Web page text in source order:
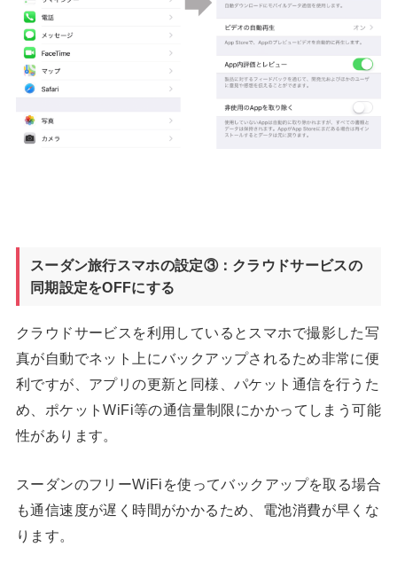
スーダン旅行スマホの設定③：クラウドサービスの
同期設定をOFFにする
クラウドサービスを利用しているとスマホで撮影した写
真が自動でネット上にバックアップされるため非常に便
利ですが、アプリの更新と同様、パケット通信を行うた
め、ポケットWiFi等の通信量制限にかかってしまう可能
性があります。
スーダンのフリーWiFiを使ってバックアップを取る場合
も通信速度が遅く時間がかかるため、電池消費が早くな
ります。